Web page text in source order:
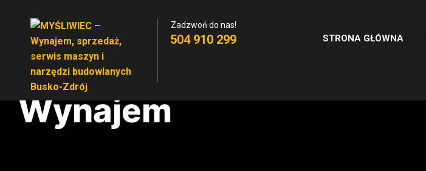
Zadzwoń do nas!
504 910 299 STRONA GŁÓWNA
Wynajem